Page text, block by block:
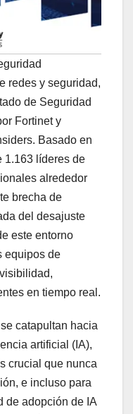
redes y seguridad,
de Seguridad
Fortinet y
Basado en
1.163 líderes de
alrededor
brecha de
del desajuste
este entorno
equipos de
en tiempo real.
catapultan hacia
artificial (IA),
crucial que nunca
e incluso para
de adopción de IA